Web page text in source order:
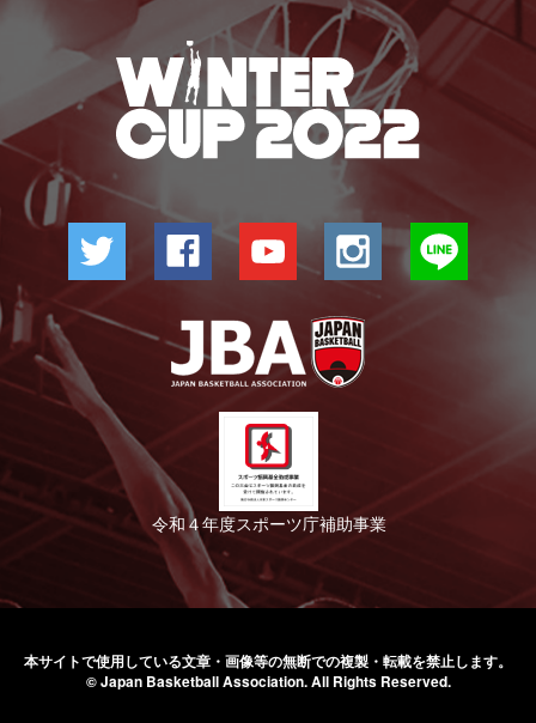
令和４年度スポーツ庁補助事業
本サイトで使用している文章・画像等の無断での複製・転載を禁止します。
© Japan Basketball Association.All Rights Reserved.